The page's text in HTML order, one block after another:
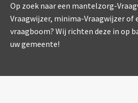
Op zoek naar een mantelzorg-
Vraagwijzer, minima-Vraagwijzer of
vraagboom? Wij richten deze in op
uw gemeente!